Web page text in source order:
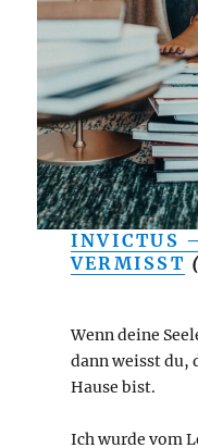
INVICTUS
VERMISST
Wenn deine
dann weisst du,
Hause bist.
Ich wurde vom